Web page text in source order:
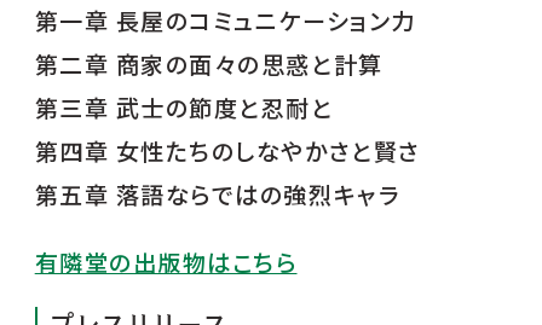
第一章 長屋のコミュニケーション力
第二章 商家の面々の思惑と計算
第三章 武士の節度と忍耐と
第四章 女性たちのしなやかさと賢さ
第五章 落語ならではの強烈キャラ
有隣堂の出版物はこちら